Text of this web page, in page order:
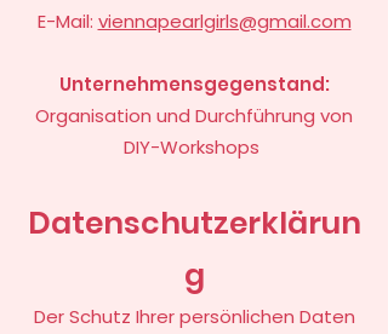
E-Mail: viennapearlgirls@gmail.com
Unternehmensgegenstand:
Organisation und Durchführung von
DIY-Workshops
Datenschutzerklärun
g
Der Schutz Ihrer persönlichen Daten